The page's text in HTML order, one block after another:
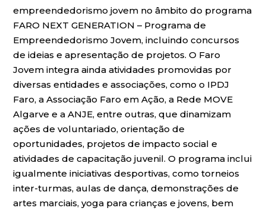
empreendedorismo jovem no âmbito do programa
FARO NEXT GENERATION – Programa de
Empreendedorismo Jovem, incluindo concursos
de ideias e apresentação de projetos. O Faro
Jovem integra ainda atividades promovidas por
diversas entidades e associações, como o IPDJ
Faro, a Associação Faro em Ação, a Rede MOVE
Algarve e a ANJE, entre outras, que dinamizam
ações de voluntariado, orientação de
oportunidades, projetos de impacto social e
atividades de capacitação juvenil. O programa inclui
igualmente iniciativas desportivas, como torneios
inter-turmas, aulas de dança, demonstrações de
artes marciais, yoga para crianças e jovens, bem